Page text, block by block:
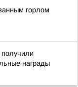
горлом
награды